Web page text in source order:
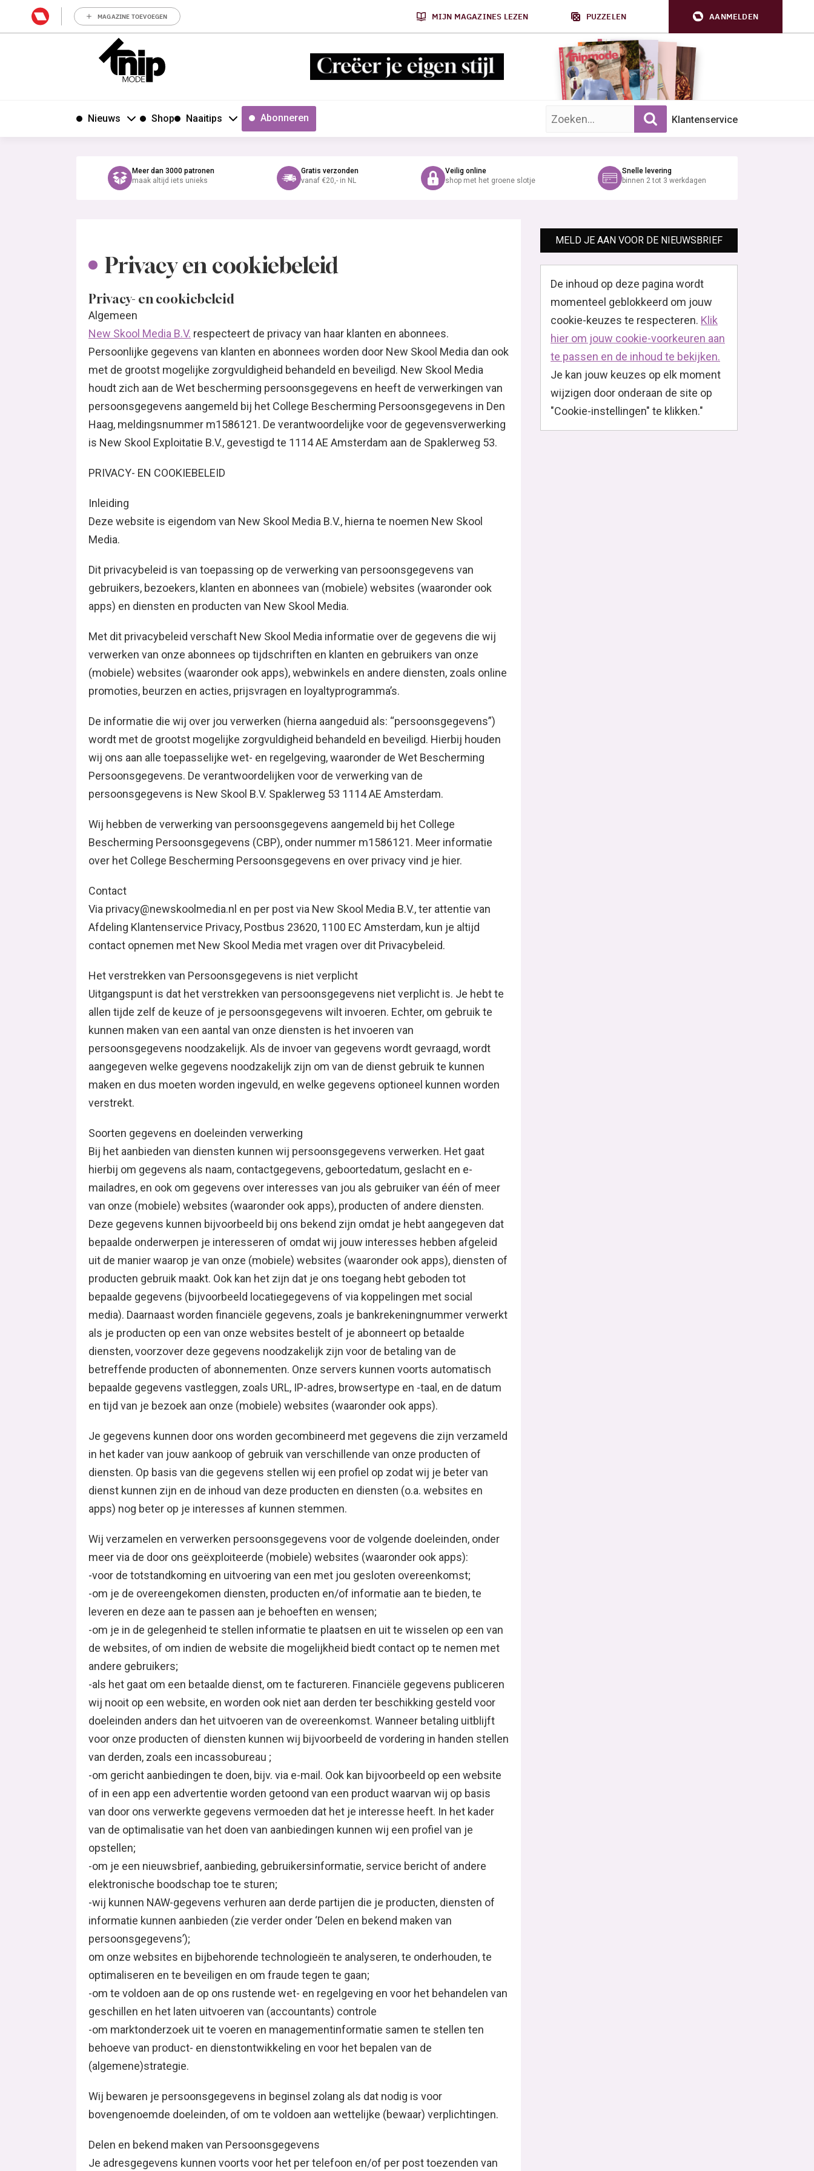
MAGAZINE TOEVOEGEN MIJN MAGAZINES LEZEN PUZZELEN AANMELDEN
Nieuws Shop Naaitips Abonneren Zoek op trefwoord: Klantenservice
Meer dan 3000 patronen
maak altijd iets unieks
Gratis verzonden
vanaf €20,- in NL
Veilig online
shop met het groene slotje
Snelle levering
binnen 2 tot 3 werkdagen
Privacy en cookiebeleid
Privacy- en cookiebeleid
Algemeen
New Skool Media B.V. respecteert de privacy van haar klanten en abonnees.
Persoonlijke gegevens van klanten en abonnees worden door New Skool Media dan ook
met de grootst mogelijke zorgvuldigheid behandeld en beveiligd. New Skool Media
houdt zich aan de Wet bescherming persoonsgegevens en heeft de verwerkingen van
persoonsgegevens aangemeld bij het College Bescherming Persoonsgegevens in Den
Haag, meldingsnummer m1586121. De verantwoordelijke voor de gegevensverwerking
is New Skool Exploitatie B.V., gevestigd te 1114 AE Amsterdam aan de Spaklerweg 53.
PRIVACY- EN COOKIEBELEID
Inleiding
Deze website is eigendom van New Skool Media B.V., hierna te noemen New Skool
Media.
Dit privacybeleid is van toepassing op de verwerking van persoonsgegevens van
gebruikers, bezoekers, klanten en abonnees van (mobiele) websites (waaronder ook
apps) en diensten en producten van New Skool Media.
Met dit privacybeleid verschaft New Skool Media informatie over de gegevens die wij
verwerken van onze abonnees op tijdschriften en klanten en gebruikers van onze
(mobiele) websites (waaronder ook apps), webwinkels en andere diensten, zoals online
promoties, beurzen en acties, prijsvragen en loyaltyprogramma’s.
De informatie die wij over jou verwerken (hierna aangeduid als: “persoonsgegevens”)
wordt met de grootst mogelijke zorgvuldigheid behandeld en beveiligd. Hierbij houden
wij ons aan alle toepasselijke wet- en regelgeving, waaronder de Wet Bescherming
Persoonsgegevens. De verantwoordelijken voor de verwerking van de
persoonsgegevens is New Skool B.V. Spaklerweg 53 1114 AE Amsterdam.
Wij hebben de verwerking van persoonsgegevens aangemeld bij het College
Bescherming Persoonsgegevens (CBP), onder nummer m1586121. Meer informatie
over het College Bescherming Persoonsgegevens en over privacy vind je hier.
Contact
Via privacy@newskoolmedia.nl en per post via New Skool Media B.V., ter attentie van
Afdeling Klantenservice Privacy, Postbus 23620, 1100 EC Amsterdam, kun je altijd
contact opnemen met New Skool Media met vragen over dit Privacybeleid.
Het verstrekken van Persoonsgegevens is niet verplicht
Uitgangspunt is dat het verstrekken van persoonsgegevens niet verplicht is. Je hebt te
allen tijde zelf de keuze of je persoonsgegevens wilt invoeren. Echter, om gebruik te
kunnen maken van een aantal van onze diensten is het invoeren van
persoonsgegevens noodzakelijk. Als de invoer van gegevens wordt gevraagd, wordt
aangegeven welke gegevens noodzakelijk zijn om van de dienst gebruik te kunnen
maken en dus moeten worden ingevuld, en welke gegevens optioneel kunnen worden
verstrekt.
Soorten gegevens en doeleinden verwerking
Bij het aanbieden van diensten kunnen wij persoonsgegevens verwerken. Het gaat
hierbij om gegevens als naam, contactgegevens, geboortedatum, geslacht en e-
mailadres, en ook om gegevens over interesses van jou als gebruiker van één of meer
van onze (mobiele) websites (waaronder ook apps), producten of andere diensten.
Deze gegevens kunnen bijvoorbeeld bij ons bekend zijn omdat je hebt aangegeven dat
bepaalde onderwerpen je interesseren of omdat wij jouw interesses hebben afgeleid
uit de manier waarop je van onze (mobiele) websites (waaronder ook apps), diensten of
producten gebruik maakt. Ook kan het zijn dat je ons toegang hebt geboden tot
bepaalde gegevens (bijvoorbeeld locatiegegevens of via koppelingen met social
media). Daarnaast worden financiële gegevens, zoals je bankrekeningnummer verwerkt
als je producten op een van onze websites bestelt of je abonneert op betaalde
diensten, voorzover deze gegevens noodzakelijk zijn voor de betaling van de
betreffende producten of abonnementen. Onze servers kunnen voorts automatisch
bepaalde gegevens vastleggen, zoals URL, IP-adres, browsertype en -taal, en de datum
en tijd van je bezoek aan onze (mobiele) websites (waaronder ook apps).
Je gegevens kunnen door ons worden gecombineerd met gegevens die zijn verzameld
in het kader van jouw aankoop of gebruik van verschillende van onze producten of
diensten. Op basis van die gegevens stellen wij een profiel op zodat wij je beter van
dienst kunnen zijn en de inhoud van deze producten en diensten (o.a. websites en
apps) nog beter op je interesses af kunnen stemmen.
Wij verzamelen en verwerken persoonsgegevens voor de volgende doeleinden, onder
meer via de door ons geëxploiteerde (mobiele) websites (waaronder ook apps):
-voor de totstandkoming en uitvoering van een met jou gesloten overeenkomst;
-om je de overeengekomen diensten, producten en/of informatie aan te bieden, te
leveren en deze aan te passen aan je behoeften en wensen;
-om je in de gelegenheid te stellen informatie te plaatsen en uit te wisselen op een van
de websites, of om indien de website die mogelijkheid biedt contact op te nemen met
andere gebruikers;
-als het gaat om een betaalde dienst, om te factureren. Financiële gegevens publiceren
wij nooit op een website, en worden ook niet aan derden ter beschikking gesteld voor
doeleinden anders dan het uitvoeren van de overeenkomst. Wanneer betaling uitblijft
voor onze producten of diensten kunnen wij bijvoorbeeld de vordering in handen stellen
van derden, zoals een incassobureau ;
-om gericht aanbiedingen te doen, bijv. via e-mail. Ook kan bijvoorbeeld op een website
of in een app een advertentie worden getoond van een product waarvan wij op basis
van door ons verwerkte gegevens vermoeden dat het je interesse heeft. In het kader
van de optimalisatie van het doen van aanbiedingen kunnen wij een profiel van je
opstellen;
-om je een nieuwsbrief, aanbieding, gebruikersinformatie, service bericht of andere
elektronische boodschap toe te sturen;
-wij kunnen NAW-gegevens verhuren aan derde partijen die je producten, diensten of
informatie kunnen aanbieden (zie verder onder ‘Delen en bekend maken van
persoonsgegevens’);
om onze websites en bijbehorende technologieën te analyseren, te onderhouden, te
optimaliseren en te beveiligen en om fraude tegen te gaan;
-om te voldoen aan de op ons rustende wet- en regelgeving en voor het behandelen van
geschillen en het laten uitvoeren van (accountants) controle
-om marktonderzoek uit te voeren en managementinformatie samen te stellen ten
behoeve van product- en dienstontwikkeling en voor het bepalen van de
(algemene)strategie.
Wij bewaren je persoonsgegevens in beginsel zolang als dat nodig is voor
bovengenoemde doeleinden, of om te voldoen aan wettelijke (bewaar) verplichtingen.
Delen en bekend maken van Persoonsgegevens
Je adresgegevens kunnen voorts voor het per telefoon en/of per post toezenden van
MELD JE AAN VOOR DE NIEUWSBRIEF
De inhoud op deze pagina wordt
momenteel geblokkeerd om jouw
cookie-keuzes te respecteren. Klik
hier om jouw cookie-voorkeuren aan
te passen en de inhoud te bekijken.
Je kan jouw keuzes op elk moment
wijzigen door onderaan de site op
"Cookie-instellingen" te klikken."